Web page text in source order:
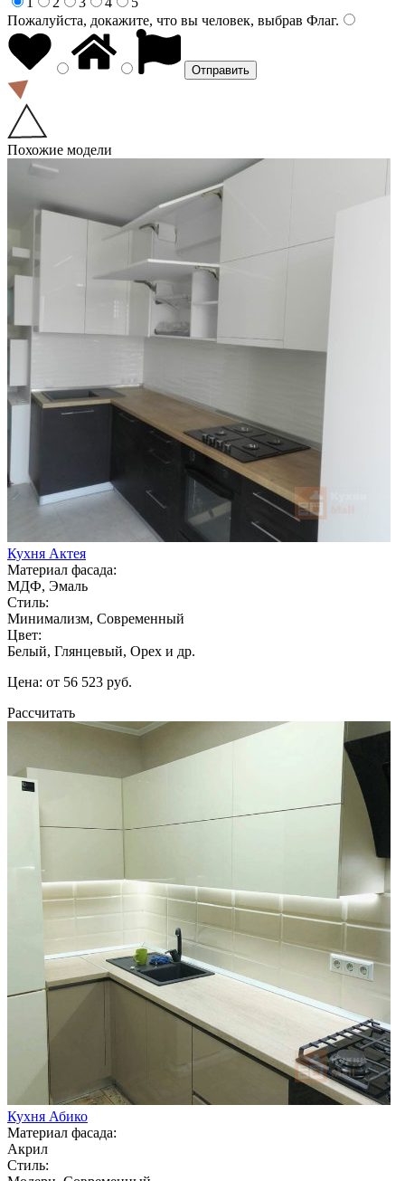
Пожалуйста, докажите, что вы человек, выбрав Флаг.
Похожие модели
Кухня Актея
Материал фасада:
МДФ, Эмаль
Стиль:
Минимализм, Современный
Цвет:
Белый, Глянцевый, Орех и др.
Цена: от 56 523 руб.
Рассчитать
Кухня Абико
Материал фасада:
Акрил
Стиль: